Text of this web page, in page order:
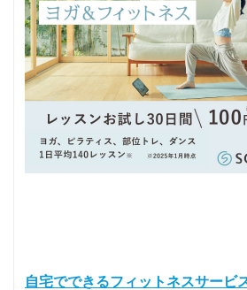
自宅でできるフィットネスサービ